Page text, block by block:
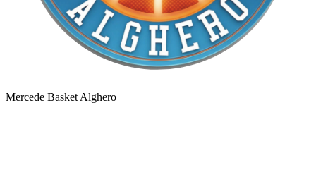
Mercede Basket Alghero